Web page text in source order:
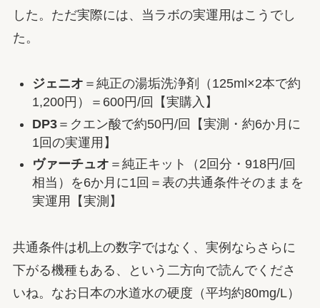
した。ただ実際には、当ラボの実運用はこうでし
た。
ジェニオ ＝純正の湯垢洗浄剤（125ml×2本で約
1,200円）＝600円/回【実購入】
DP3＝クエン酸で約50円/回【実測・約6か月に
1回の実運用】
ヴァーチュオ ＝純正キット（2回分・918円/回
相当）を6か月に1回＝表の共通条件そのままを
実運用【実測】
共通条件は机上の数字ではなく、実例ならさらに
下がる機種もある、という二方向で読んでくださ
いね。なお日本の水道水の硬度（平均約80mg/L）